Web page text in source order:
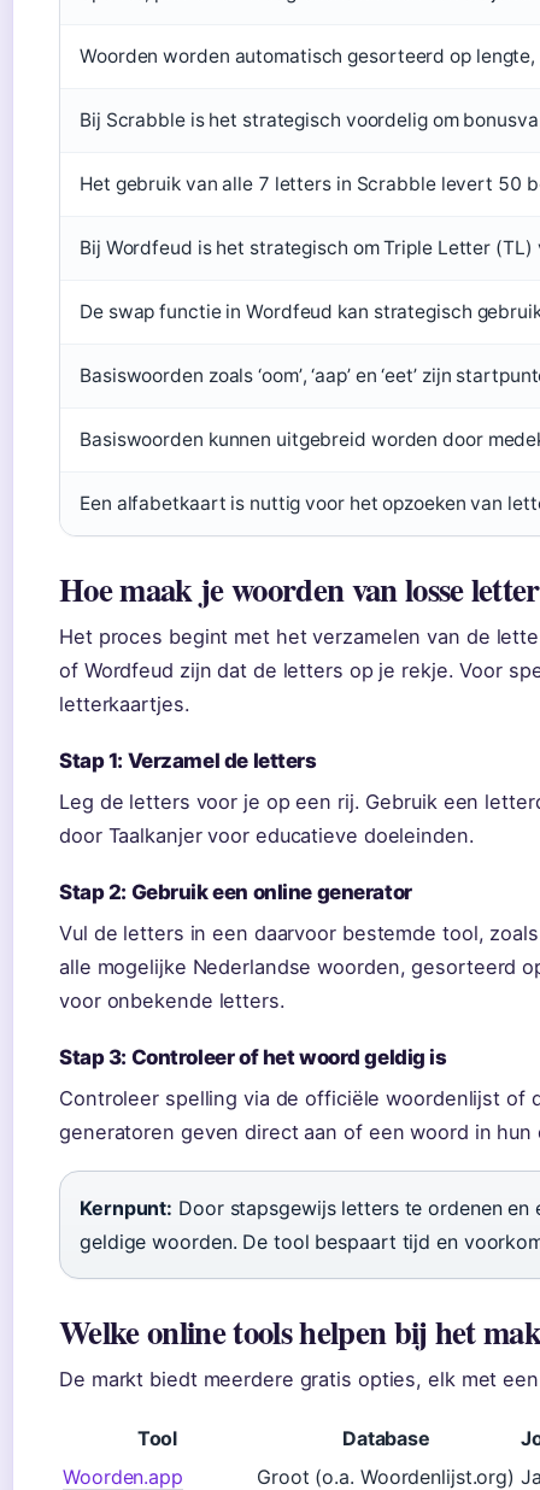
Woorden worden automatisch gesorteerd op
Bij Scrabble is het strategisch voordelig om
Het gebruik van alle 7 letters in Scrabble levert 50
Bij Wordfeud is het strategisch om Triple Letter (TL)
De swap functie in Wordfeud kan strategisch
Basiswoorden zoals ‘oom’, ‘aap’ en ‘eet’ zijn
Basiswoorden kunnen uitgebreid worden door
Een alfabetkaart is nuttig voor het opzoeken van
Hoe maak je woorden van losse
Het proces begint met het verzamelen van de
of Wordfeud zijn dat de letters op je rekje. Voor
letterkaartjes.
Stap 1: Verzamel de letters
Leg de letters voor je op een rij. Gebruik een
door Taalkanjer voor educatieve doeleinden.
Stap 2: Gebruik een online generator
Vul de letters in een daarvoor bestemde tool,
alle mogelijke Nederlandse woorden, gesorteerd
voor onbekende letters.
Stap 3: Controleer of het woord geldig is
Controleer spelling via de officiële woordenlijst of
generatoren geven direct aan of een woord in hun
Kernpunt: Door stapsgewijs letters te ordenen
geldige woorden. De tool bespaart tijd en
Welke online tools helpen bij het
De markt biedt meerdere gratis opties, elk met
Tool Database
Woorden.app
Groot (o.a. Woordenlijst.org)